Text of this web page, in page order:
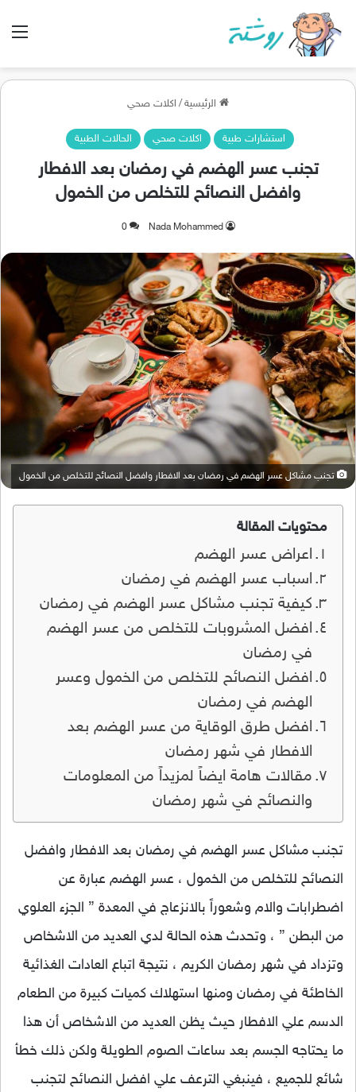
الرئيسية/ اكلات صحي
استشارات طبية اكلات صحي الحالات الطبية
تجنب عسر الهضم في رمضان بعد الافطار
وافضل النصائح للتخلص من الخمول
Nada Mohammed
0
تجنب مشاكل عسر الهضم في رمضان بعد الافطار وافضل النصائح للتخلص من الخمول
محتويات المقالة
اعراض عسر الهضم
اسباب عسر الهضم في رمضان
كيفية تجنب مشاكل عسر الهضم في رمضان
افضل المشروبات للتخلص من عسر الهضم
في رمضان
افضل النصائح للتخلص من الخمول وعسر
الهضم في رمضان
افضل طرق الوقاية من عسر الهضم بعد
الافطار في شهر رمضان
مقالات هامة ايضاً لمزيداً من المعلومات
والنصائح في شهر رمضان
تجنب مشاكل عسر الهضم في رمضان بعد الافطار وافضل
النصائح للتخلص من الخمول ، عسر الهضم عبارة عن
اضطرابات والام وشعوراً بالانزعاج في المعدة ” الجزء العلوي
من البطن ” ، وتحدث هذه الحالة لدي العديد من الاشخاص
وتزداد في شهر رمضان الكريم ، نتيجة اتباع العادات الغذائية
الخاطئة في رمضان ومنها استهلاك كميات كبيرة من الطعام
الدسم علي الافطار حيث يظن العديد من الاشخاص أن هذا
ما يحتاجه الجسم بعد ساعات الصوم الطويلة ولكن ذلك خطأ
شائع للجميع ، فينبغي الترعف علي افضل النصائح لتجنب